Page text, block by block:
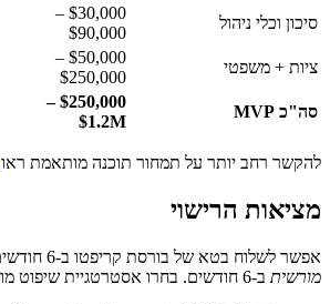
סיכון וכלי ניהול
$30,000 –
$90,000
ציות + משפטי
$50,000 –
$250,000
סה"כ MVP
$250,000 –
$1.2M
להקשר רחב יותר על תמחור תוכנה מותאמת ראו
מציאות הרישוי
אפשר לשלוח בטא של בורסת קריפטו ב-6 חודשים. אי אפשר לשלוח כזו
מורשית ב-6 חודשים. בחרו אסטרטגיית שיפוט מוקדם.